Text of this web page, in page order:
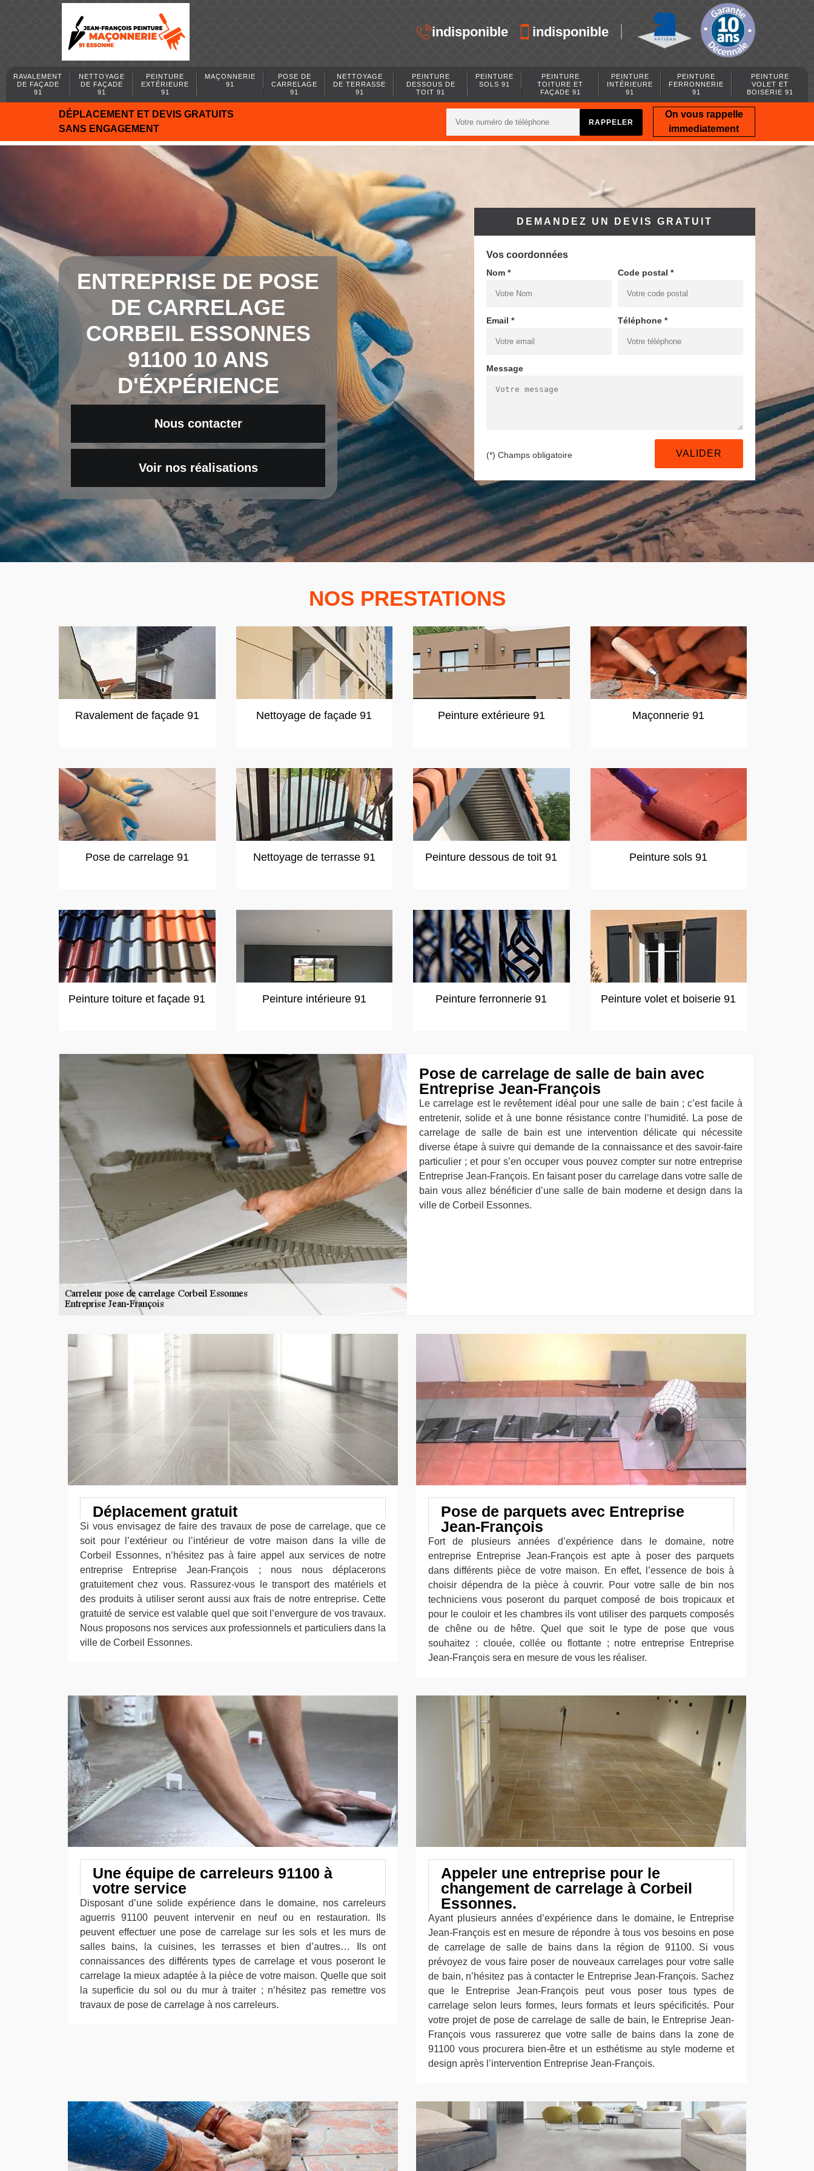
indisponible indisponible
RAVALEMENT
DE FAÇADE
91
NETTOYAGE
DE FAÇADE
91
PEINTURE
EXTÉRIEURE
91
MAÇONNERIE
91
POSE DE
CARRELAGE
91
NETTOYAGE
DE TERRASSE
91
PEINTURE
DESSOUS DE
TOIT 91
PEINTURE
SOLS 91
PEINTURE
TOITURE ET
FAÇADE 91
PEINTURE
INTÉRIEURE
91
PEINTURE
FERRONNERIE
91
PEINTURE
VOLET ET
BOISERIE 91
DÉPLACEMENT ET DEVIS GRATUITS
SANS ENGAGEMENT
On vous rappelle
immediatement
ENTREPRISE DE POSE
DE CARRELAGE
CORBEIL ESSONNES
91100 10 ANS
D'ÉXPÉRIENCE
Nous contacter
Voir nos réalisations
DEMANDEZ UN DEVIS GRATUIT
Vos coordonnées
Nom * Code postal *
Email * Téléphone *
Message
(*) Champs obligatoire
NOS PRESTATIONS
Ravalement de façade 91 Nettoyage de façade 91 Peinture extérieure 91 Maçonnerie 91
Pose de carrelage 91 Nettoyage de terrasse 91 Peinture dessous de toit 91 Peinture sols 91
Peinture toiture et façade 91 Peinture intérieure 91 Peinture ferronnerie 91 Peinture volet et boiserie 91
Pose de carrelage de salle de bain avec
Entreprise Jean-François
Le carrelage est le revêtement idéal pour une salle de bain ; c’est facile à
entretenir, solide et à une bonne résistance contre l’humidité. La pose de
carrelage de salle de bain est une intervention délicate qui nécessite
diverse étape à suivre qui demande de la connaissance et des savoir-faire
particulier ; et pour s’en occuper vous pouvez compter sur notre entreprise
Entreprise Jean-François. En faisant poser du carrelage dans votre salle de
bain vous allez bénéficier d’une salle de bain moderne et design dans la
ville de Corbeil Essonnes.
Déplacement gratuit
Si vous envisagez de faire des travaux de pose de carrelage, que ce
soit pour l’extérieur ou l’intérieur de votre maison dans la ville de
Corbeil Essonnes, n’hésitez pas à faire appel aux services de notre
entreprise Entreprise Jean-François ; nous nous déplacerons
gratuitement chez vous. Rassurez-vous le transport des matériels et
des produits à utiliser seront aussi aux frais de notre entreprise. Cette
gratuité de service est valable quel que soit l’envergure de vos travaux.
Nous proposons nos services aux professionnels et particuliers dans la
ville de Corbeil Essonnes.
Pose de parquets avec Entreprise
Jean-François
Fort de plusieurs années d’expérience dans le domaine, notre
entreprise Entreprise Jean-François est apte à poser des parquets
dans différents pièce de votre maison. En effet, l’essence de bois à
choisir dépendra de la pièce à couvrir. Pour votre salle de bin nos
techniciens vous poseront du parquet composé de bois tropicaux et
pour le couloir et les chambres ils vont utiliser des parquets composés
de chêne ou de hêtre. Quel que soit le type de pose que vous
souhaitez : clouée, collée ou flottante ; notre entreprise Entreprise
Jean-François sera en mesure de vous les réaliser.
Une équipe de carreleurs 91100 à
votre service
Disposant d’une solide expérience dans le domaine, nos carreleurs
aguerris 91100 peuvent intervenir en neuf ou en restauration. Ils
peuvent effectuer une pose de carrelage sur les sols et les murs de
salles bains, la cuisines, les terrasses et bien d’autres… Ils ont
connaissances des différents types de carrelage et vous poseront le
carrelage la mieux adaptée à la pièce de votre maison. Quelle que soit
la superficie du sol ou du mur à traiter ; n’hésitez pas remettre vos
travaux de pose de carrelage à nos carreleurs.
Appeler une entreprise pour le
changement de carrelage à Corbeil
Essonnes.
Ayant plusieurs années d’expérience dans le domaine, le Entreprise
Jean-François est en mesure de répondre à tous vos besoins en pose
de carrelage de salle de bains dans la région de 91100. Si vous
prévoyez de vous faire poser de nouveaux carrelages pour votre salle
de bain, n’hésitez pas à contacter le Entreprise Jean-François. Sachez
que le Entreprise Jean-François peut vous poser tous types de
carrelage selon leurs formes, leurs formats et leurs spécificités. Pour
votre projet de pose de carrelage de salle de bain, le Entreprise Jean-
François vous rassurerez que votre salle de bains dans la zone de
91100 vous procurera bien-être et un esthétisme au style moderne et
design après l’intervention Entreprise Jean-François.